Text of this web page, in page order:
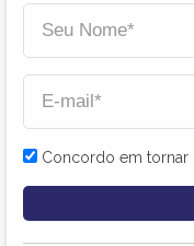
Concordo em